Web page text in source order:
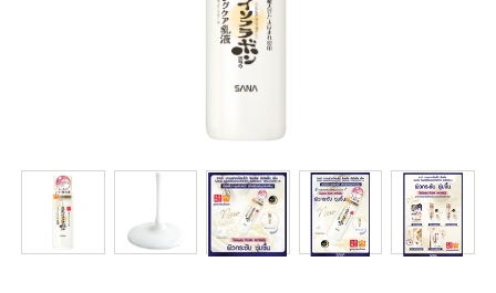
ติดต่อเรา
รีวิว